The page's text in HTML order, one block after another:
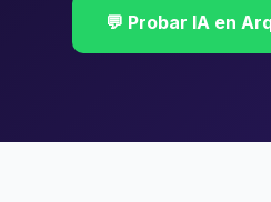
💬 Probar IA en